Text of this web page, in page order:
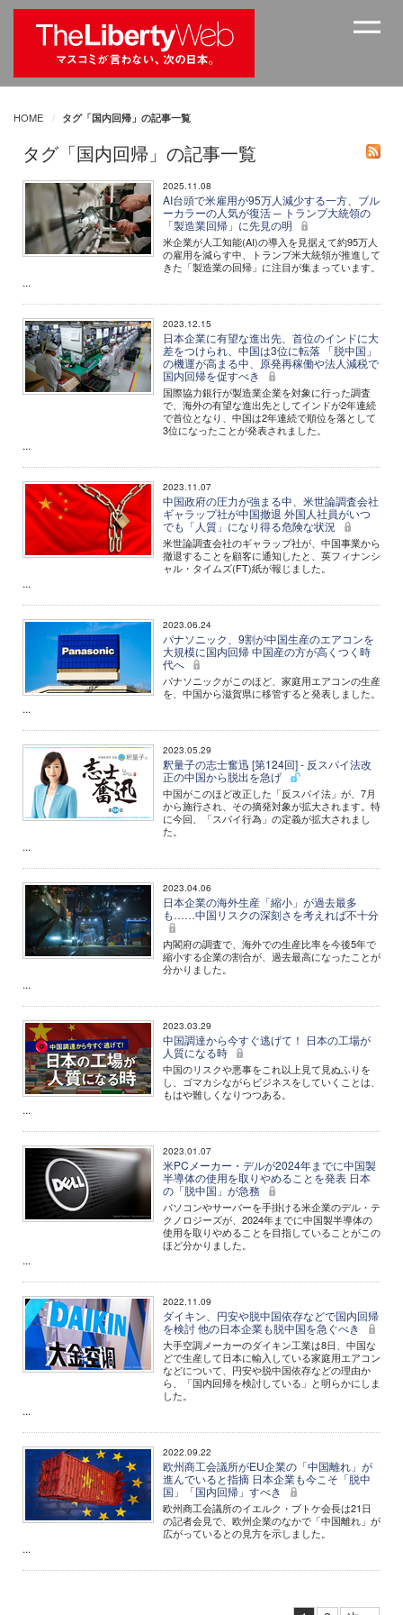
HOME タグ「国内回帰」の記事一覧
タグ「国内回帰」の記事一覧
2025.11.08
AI台頭で米雇用が95万人減少する一方、ブル
ーカラーの人気が復活 ─ トランプ大統領の
「製造業回帰」に先見の明
米企業が人工知能(AI)の導入を見据えて約95万人
の雇用を減らす中、トランプ米大統領が推進して
きた「製造業の回帰」に注目が集まっています。
...
2023.12.15
日本企業に有望な進出先、首位のインドに大
差をつけられ、中国は3位に転落 「脱中国」
の機運が高まる中、原発再稼働や法人減税で
国内回帰を促すべき
国際協力銀行が製造業企業を対象に行った調査
で、海外の有望な進出先としてインドが2年連続
で首位となり、中国は2年連続で順位を落として
3位になったことが発表されました。
...
2023.11.07
中国政府の圧力が強まる中、米世論調査会社
ギャラップ社が中国撤退 外国人社員がいつ
でも「人質」になり得る危険な状況
米世論調査会社のギャラップ社が、中国事業から
撤退することを顧客に通知したと、英フィナンシ
ャル・タイムズ(FT)紙が報じました。
...
2023.06.24
パナソニック、9割が中国生産のエアコンを
大規模に国内回帰 中国産の方が高くつく時
代へ
パナソニックがこのほど、家庭用エアコンの生産
を、中国から滋賀県に移管すると発表しました。
...
2023.05.29
釈量子の志士奮迅 [第124回] - 反スパイ法改
正の中国から脱出を急げ
中国がこのほど改正した「反スパイ法」が、7月
から施行され、その摘発対象が拡大されます。特
に今回、「スパイ行為」の定義が拡大されまし
た。
...
2023.04.06
日本企業の海外生産「縮小」が過去最多
も……中国リスクの深刻さを考えれば不十分
内閣府の調査で、海外での生産比率を今後5年で
縮小する企業の割合が、過去最高になったことが
分かりました。
...
2023.03.29
中国調達から今すぐ逃げて！ 日本の工場が
人質になる時
中国のリスクや悪事をこれ以上見て見ぬふりを
し、ゴマカシながらビジネスをしていくことは、
もはや難しくなりつつある。
...
2023.01.07
米PCメーカー・デルが2024年までに中国製
半導体の使用を取りやめることを発表 日本
の「脱中国」が急務
パソコンやサーバーを手掛ける米企業のデル・テ
クノロジーズが、2024年までに中国製半導体の
使用を取りやめることを目指していることがこの
ほど分かりました。
...
2022.11.09
ダイキン、円安や脱中国依存などで国内回帰
を検討 他の日本企業も脱中国を急ぐべき
大手空調メーカーのダイキン工業は8日、中国な
どで生産して日本に輸入している家庭用エアコン
などについて、円安や脱中国依存などの理由か
ら、「国内回帰を検討している」と明らかにしま
した。
...
2022.09.22
欧州商工会議所がEU企業の「中国離れ」が
進んでいると指摘 日本企業も今こそ「脱中
国」「国内回帰」すべき
欧州商工会議所のイエルク・ブトケ会長は21日
の記者会見で、欧州企業のなかで「中国離れ」が
広がっているとの見方を示しました。
...